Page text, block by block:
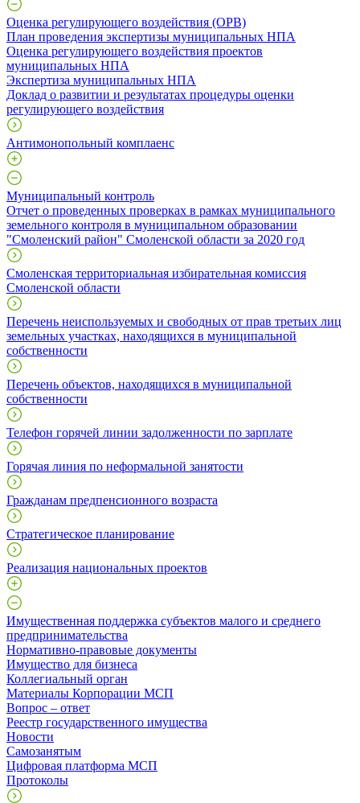
Оценка регулирующего воздействия (ОРВ)
План проведения экспертизы муниципальных НПА
Оценка регулирующего воздействия проектов
муниципальных НПА
Экспертиза муниципальных НПА
Доклад о развитии и результатах процедуры оценки
регулирующего воздействия
Антимонопольный комплаенс
Муниципальный контроль
Отчет о проведенных проверках в рамках муниципального
земельного контроля в муниципальном образовании
"Смоленский район" Смоленской области за 2020 год
Смоленская территориальная избирательная комиссия
Смоленской области
Перечень неиспользуемых и свободных от прав третьих лиц
земельных участках, находящихся в муниципальной
собственности
Перечень объектов, находящихся в муниципальной
собственности
Телефон горячей линии задолженности по зарплате
Горячая линия по неформальной занятости
Гражданам предпенсионного возраста
Стратегическое планирование
Реализация национальных проектов
Имущественная поддержка субъектов малого и среднего
предпринимательства
Нормативно-правовые документы
Имущество для бизнеса
Коллегиальный орган
Материалы Корпорации МСП
Вопрос – ответ
Реестр государственного имущества
Новости
Самозанятым
Цифровая платформа МСП
Протоколы